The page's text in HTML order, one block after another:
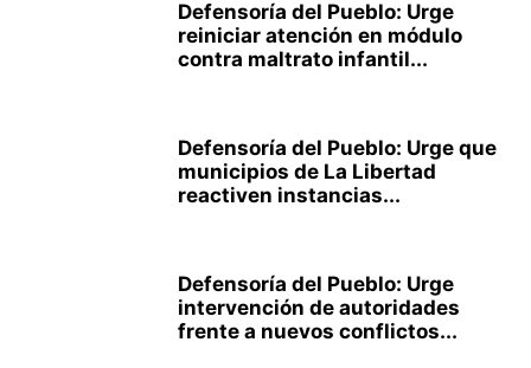
Defensoría del Pueblo: Urge
reiniciar atención en módulo
contra maltrato infantil...
Defensoría del Pueblo: Urge que
municipios de La Libertad
reactiven instancias...
Defensoría del Pueblo: Urge
intervención de autoridades
frente a nuevos conflictos...